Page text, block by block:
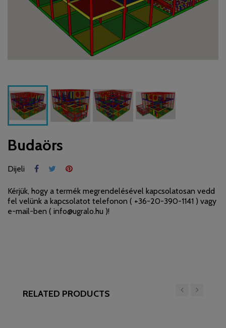
Budaörs
Dijeli
Kérjük, hogy a termék megrendelésével kapcsolatosan vedd
fel velünk a kapcsolatot telefonon ( +36-20-390-1141 ) vagy
e-mail-ben ( info@ugralo.hu )!
RELATED PRODUCTS